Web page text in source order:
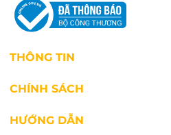
THÔNG TIN
CHÍNH SÁCH
HƯỚNG DẪN